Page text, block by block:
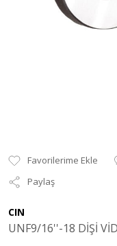
Paylaş
CIN
UNF9/16''-18 DİŞİ